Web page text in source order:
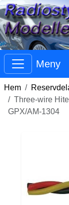
Meny
Hem
Three-wire
GPX/AM-1304